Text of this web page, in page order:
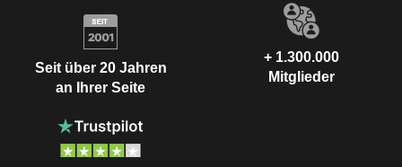
Seit über 20 Jahren
an Ihrer Seite
+ 1.300.000
Mitglieder